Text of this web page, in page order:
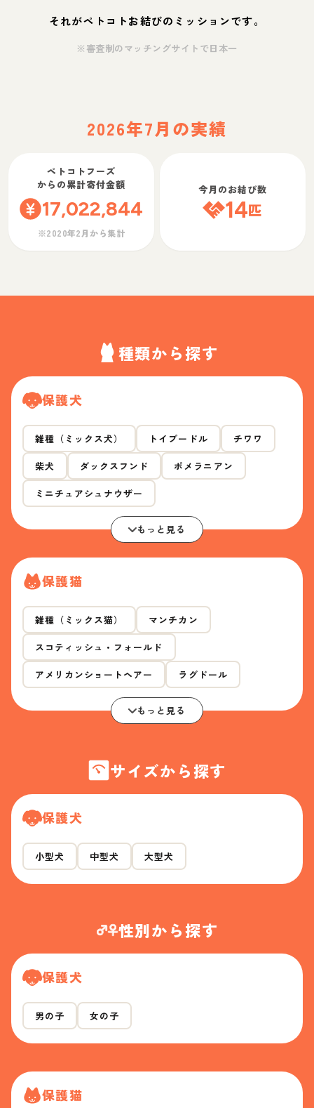
それがペトコトお結びのミッションです。
※審査制のマッチングサイトで日本一
2026年7月の実績
ペトコトフーズ
からの累計寄付金額
17,022,844
※2020年2月から集計
今月のお結び数
14匹
種類から探す
保護犬
雑種（ミックス犬） トイプードル チワワ
柴犬 ダックスフンド ポメラニアン
ミニチュアシュナウザー
もっと見る
保護猫
雑種（ミックス猫） マンチカン
スコティッシュ・フォールド
アメリカンショートヘアー ラグドール
もっと見る
サイズから探す
保護犬
小型犬 中型犬 大型犬
性別から探す
保護犬
男の子 女の子
保護猫